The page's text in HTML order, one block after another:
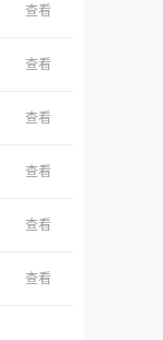
查看
查看
查看
查看
查看
查看